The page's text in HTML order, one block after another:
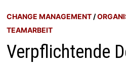
CHANGE MANAGEMENT /
TEAMARBEIT
Verpflichtende